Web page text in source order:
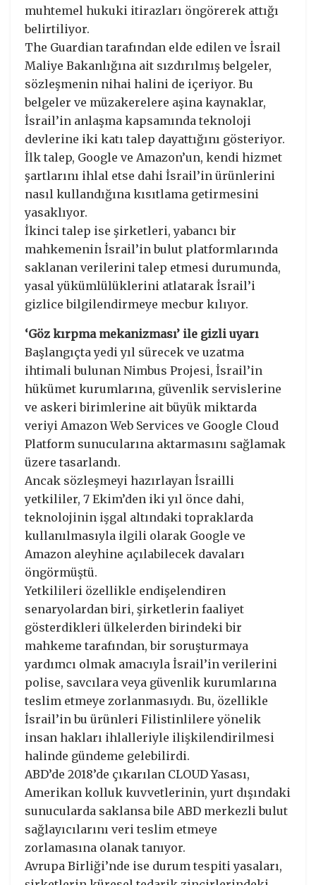
muhtemel hukuki itirazları öngörerek attığı
belirtiliyor.
The Guardian tarafından elde edilen ve İsrail
Maliye Bakanlığına ait sızdırılmış belgeler,
sözleşmenin nihai halini de içeriyor. Bu
belgeler ve müzakerelere aşina kaynaklar,
İsrail’in anlaşma kapsamında teknoloji
devlerine iki katı talep dayattığını gösteriyor.
İlk talep, Google ve Amazon’un, kendi hizmet
şartlarını ihlal etse dahi İsrail’in ürünlerini
nasıl kullandığına kısıtlama getirmesini
yasaklıyor.
İkinci talep ise şirketleri, yabancı bir
mahkemenin İsrail’in bulut platformlarında
saklanan verilerini talep etmesi durumunda,
yasal yükümlülüklerini atlatarak İsrail’i
gizlice bilgilendirmeye mecbur kılıyor.
‘Göz kırpma mekanizması’ ile gizli uyarı
Başlangıçta yedi yıl sürecek ve uzatma
ihtimali bulunan Nimbus Projesi, İsrail’in
hükümet kurumlarına, güvenlik servislerine
ve askeri birimlerine ait büyük miktarda
veriyi Amazon Web Services ve Google Cloud
Platform sunucularına aktarmasını sağlamak
üzere tasarlandı.
Ancak sözleşmeyi hazırlayan İsrailli
yetkililer, 7 Ekim’den iki yıl önce dahi,
teknolojinin işgal altındaki topraklarda
kullanılmasıyla ilgili olarak Google ve
Amazon aleyhine açılabilecek davaları
öngörmüştü.
Yetkilileri özellikle endişelendiren
senaryolardan biri, şirketlerin faaliyet
gösterdikleri ülkelerden birindeki bir
mahkeme tarafından, bir soruşturmaya
yardımcı olmak amacıyla İsrail’in verilerini
polise, savcılara veya güvenlik kurumlarına
teslim etmeye zorlanmasıydı. Bu, özellikle
İsrail’in bu ürünleri Filistinlilere yönelik
insan hakları ihlalleriyle ilişkilendirilmesi
halinde gündeme gelebilirdi.
ABD’de 2018’de çıkarılan CLOUD Yasası,
Amerikan kolluk kuvvetlerinin, yurt dışındaki
sunucularda saklansa bile ABD merkezli bulut
sağlayıcılarını veri teslim etmeye
zorlamasına olanak tanıyor.
Avrupa Birliği’nde ise durum tespiti yasaları,